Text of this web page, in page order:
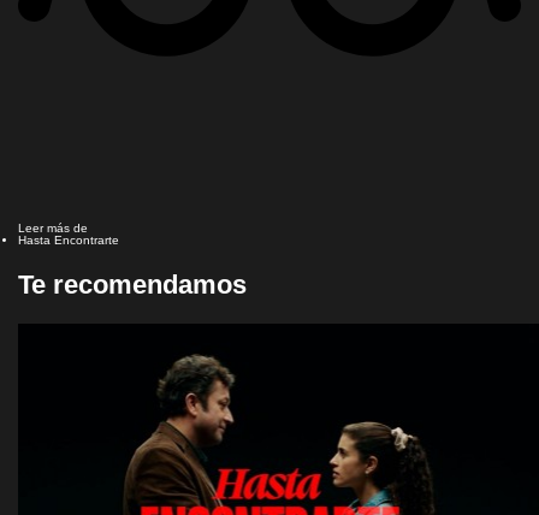
Leer más de
Hasta Encontrarte
Te recomendamos